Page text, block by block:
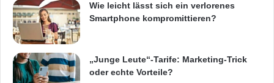
Wie leicht lässt sich ein verlorenes
Smartphone kompromittieren?
„Junge Leute“-Tarife: Marketing-Trick
oder echte Vorteile?